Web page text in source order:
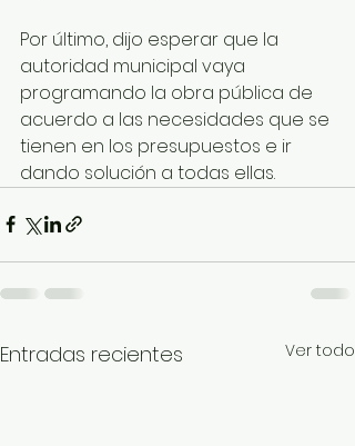
Por último, dijo esperar que la
autoridad municipal vaya
programando la obra pública de
acuerdo a las necesidades que se
tienen en los presupuestos e ir
dando solución a todas ellas.
Entradas recientes Ver todo